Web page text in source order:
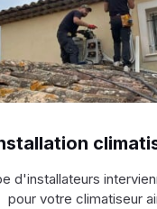
d'installateurs
pour votre climatiseur